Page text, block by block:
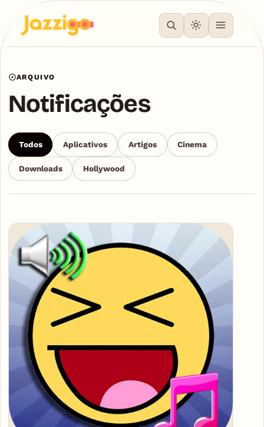
ARQUIVO
Notificações
Todos Aplicativos Artigos Cinema
Downloads Hollywood
Articles